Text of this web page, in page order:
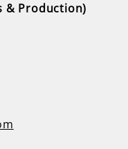
& Production)